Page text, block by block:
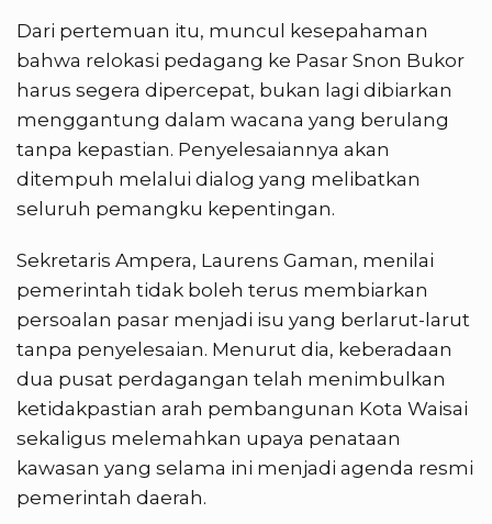
Dari pertemuan itu, muncul kesepahaman
bahwa relokasi pedagang ke Pasar Snon Bukor
harus segera dipercepat, bukan lagi dibiarkan
menggantung dalam wacana yang berulang
tanpa kepastian. Penyelesaiannya akan
ditempuh melalui dialog yang melibatkan
seluruh pemangku kepentingan.
Sekretaris Ampera, Laurens Gaman, menilai
pemerintah tidak boleh terus membiarkan
persoalan pasar menjadi isu yang berlarut-larut
tanpa penyelesaian. Menurut dia, keberadaan
dua pusat perdagangan telah menimbulkan
ketidakpastian arah pembangunan Kota Waisai
sekaligus melemahkan upaya penataan
kawasan yang selama ini menjadi agenda resmi
pemerintah daerah.